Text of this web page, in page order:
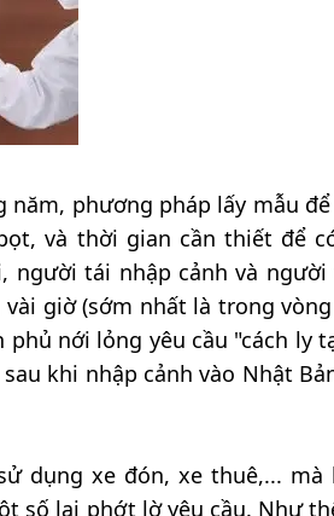
năm, phương pháp lấy mẫu
và thời gian cần thiết để
người tái nhập cảnh và
giờ (sớm nhất là trong
phủ nới lỏng yêu cầu "cách ly
khi nhập cảnh vào Nhật
dụng xe đón, xe thuê,...
số lại phớt lờ yêu cầu. Như